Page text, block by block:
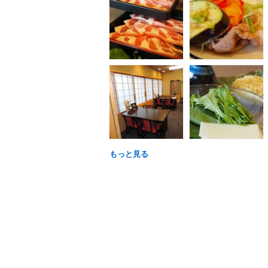
もっと見る